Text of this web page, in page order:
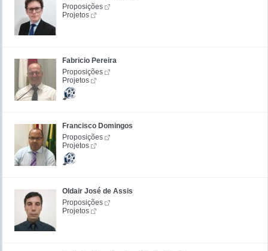
Proposições
Projetos
Fabricio Pereira
Proposições
Projetos
Francisco Domingos
Proposições
Projetos
Oldair José de Assis
Proposições
Projetos